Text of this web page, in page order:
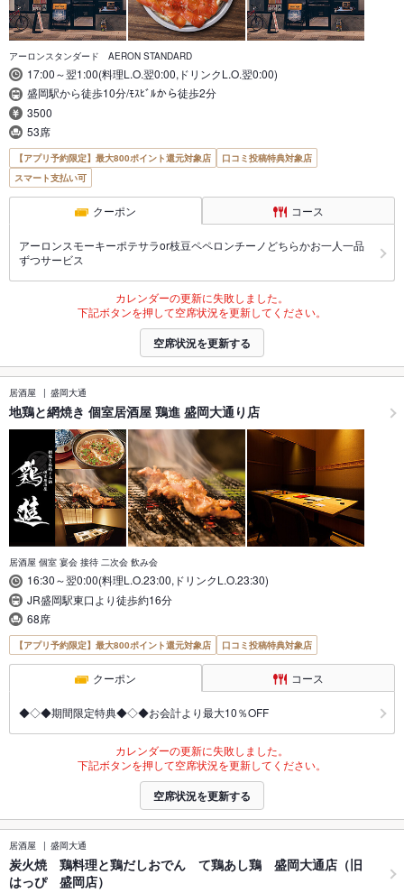
アーロンスタンダード AERON STANDARD
17:00～翌1:00(料理L.O.翌0:00,ドリンクL.O.翌0:00)
盛岡駅から徒歩10分/ﾓｽﾋﾞﾙから徒歩2分
3500
53席
【アプリ予約限定】最大800ポイント還元対象店
口コミ投稿特典対象店
スマート支払い可
クーポン コース
アーロンスモーキーポテサラor枝豆ペペロンチーノどちらかお一人一品
ずつサービス
カレンダーの更新に失敗しました。
下記ボタンを押して空席状況を更新してください。
空席状況を更新する
居酒屋 盛岡大通
地鶏と網焼き 個室居酒屋 鶏進 盛岡大通り店
居酒屋 個室 宴会 接待 二次会 飲み会
16:30～翌0:00(料理L.O.23:00,ドリンクL.O.23:30)
JR盛岡駅東口より徒歩約16分
68席
【アプリ予約限定】最大800ポイント還元対象店 口コミ投稿特典対象店
クーポン コース
◆◇◆期間限定特典◆◇◆お会計より最大10％OFF
カレンダーの更新に失敗しました。
下記ボタンを押して空席状況を更新してください。
空席状況を更新する
居酒屋 盛岡大通
炭火焼 鶏料理と鶏だしおでん て鶏あし鶏 盛岡大通店（旧
はっぴ 盛岡店）